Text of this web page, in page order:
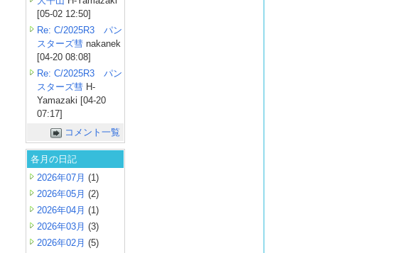
[05-02 12:50]
Re: C/2025R3 パン
スターズ彗 nakanek
[04-20 08:08]
Re: C/2025R3 パン
スターズ彗 H-
Yamazaki [04-20
07:17]
コメント一覧
各月の日記
2026年07月 (1)
2026年05月 (2)
2026年04月 (1)
2026年03月 (3)
2026年02月 (5)